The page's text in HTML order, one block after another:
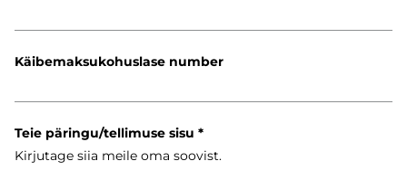
Käibemaksukohuslase number
Teie päringu/tellimuse sisu